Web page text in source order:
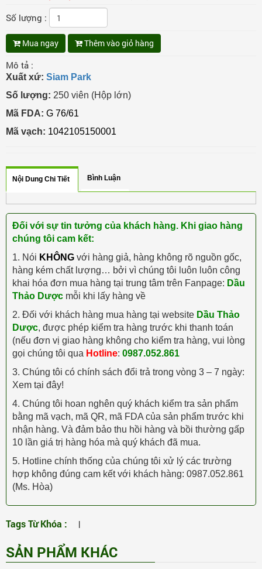
Số lượng :
Mua ngay Thêm vào giỏ hàng
Mô tả :
Xuất xứ: Siam Park
Số lượng: 250 viên (Hộp lớn)
Mã FDA: G 76/61
Mã vạch: 1042105150001
Nội Dung Chi Tiết Bình Luận
Đối với sự tin tưởng của khách hàng. Khi giao hàng
chúng tôi cam kết:
1. Nói KHÔNG với hàng giả, hàng không rõ nguồn gốc,
hàng kém chất lượng… bởi vì chúng tôi luôn luôn công
khai hóa đơn mua hàng tại trung tâm trên Fanpage: Dầu
Thảo Dược mỗi khi lấy hàng về
2. Đối với khách hàng mua hàng tại website Dầu Thảo
Dược, được phép kiểm tra hàng trước khi thanh toán
(nếu đơn vị giao hàng không cho kiểm tra hàng, vui lòng
gọi chúng tôi qua Hotline: 0987.052.861
3. Chúng tôi có chính sách đổi trả trong vòng 3 – 7 ngày:
Xem tại đây!
4. Chúng tôi hoan nghên quý khách kiểm tra sản phẩm
bằng mã vạch, mã QR, mã FDA của sản phẩm trước khi
nhận hàng. Và đảm bảo thu hồi hàng và bồi thường gấp
10 lần giá trị hàng hóa mà quý khách đã mua.
5. Hotline chính thống của chúng tôi xử lý các trường
hợp không đúng cam kết với khách hàng: 0987.052.861
(Ms. Hòa)
Tags Từ Khóa : |
SẢN PHẨM KHÁC